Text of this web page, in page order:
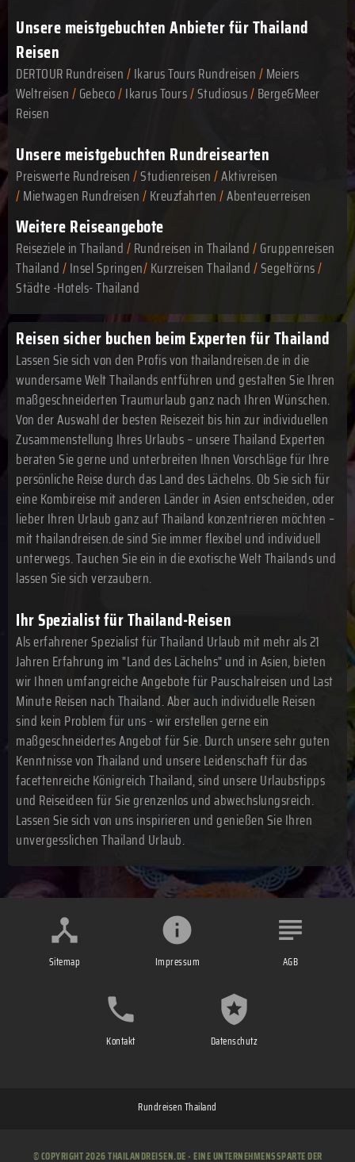
Unsere meistgebuchten Anbieter für Thailand
Reisen
DERTOUR Rundreisen/Ikarus Tours Rundreisen/Meiers
Weltreisen/Gebeco/Ikarus Tours/Studiosus/Berge&Meer
Reisen
Unsere meistgebuchten Rundreisearten
Preiswerte Rundreisen/Studienreisen/Aktivreisen
/Mietwagen Rundreisen/Kreuzfahrten/Abenteuerreisen
Weitere Reiseangebote
Reiseziele in Thailand/Rundreisen in Thailand/Gruppenreisen
Thailand/Insel Springen/Kurzreisen Thailand/Segeltörns/
Städte -Hotels- Thailand
Reisen sicher buchen beim Experten für Thailand
Lassen Sie sich von den Profis von thailandreisen.de in die
wundersame Welt Thailands entführen und gestalten Sie Ihren
maßgeschneiderten Traumurlaub ganz nach Ihren Wünschen.
Von der Auswahl der besten Reisezeit bis hin zur individuellen
Zusammenstellung Ihres Urlaubs – unsere Thailand Experten
beraten Sie gerne und unterbreiten Ihnen Vorschläge für Ihre
persönliche Reise durch das Land des Lächelns. Ob Sie sich für
eine Kombireise mit anderen Länder in Asien entscheiden, oder
lieber Ihren Urlaub ganz auf Thailand konzentrieren möchten –
mit thailandreisen.de sind Sie immer flexibel und individuell
unterwegs. Tauchen Sie ein in die exotische Welt Thailands und
lassen Sie sich verzaubern.
Ihr Spezialist für Thailand-Reisen
Als erfahrener Spezialist für Thailand Urlaub mit mehr als 21
Jahren Erfahrung im "Land des Lächelns" und in Asien, bieten
wir Ihnen umfangreiche Angebote für Pauschalreisen und Last
Minute Reisen nach Thailand. Aber auch individuelle Reisen
sind kein Problem für uns - wir erstellen gerne ein
maßgeschneidertes Angebot für Sie. Durch unsere sehr guten
Kenntnisse von Thailand und unsere Leidenschaft für das
facettenreiche Königreich Thailand, sind unsere Urlaubstipps
und Reiseideen für Sie grenzenlos und abwechslungsreich.
Lassen Sie sich von uns inspirieren und genießen Sie Ihren
unvergesslichen Thailand Urlaub.
Sitemap Impressum AGB
Kontakt Datenschutz
Rundreisen Thailand
© COPYRIGHT 2026 THAILANDREISEN.DE - EINE UNTERNEHMENSSPARTE DER